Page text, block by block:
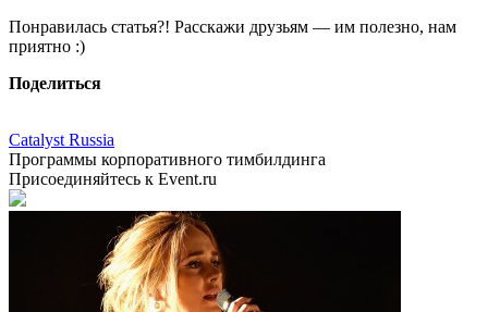
Понравилась статья?! Расскажи друзьям — им полезно, нам
приятно :)
Поделиться
Catalyst Russia
Программы корпоративного тимбилдинга
Присоединяйтесь к Event.ru